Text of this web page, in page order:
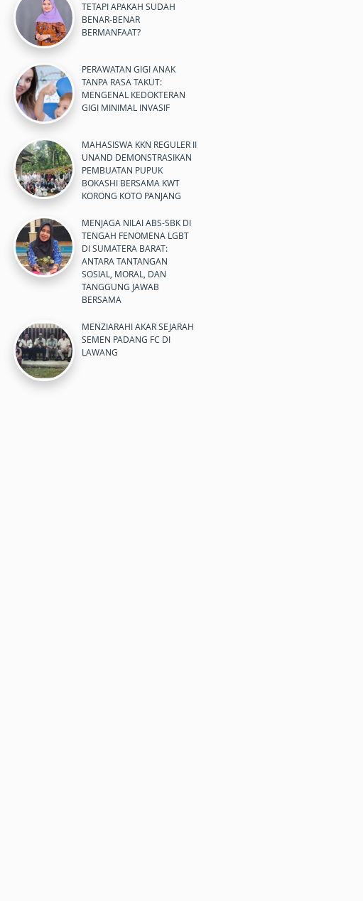
TETAPI APAKAH SUDAH
BENAR-BENAR
BERMANFAAT?
PERAWATAN GIGI ANAK
TANPA RASA TAKUT:
MENGENAL KEDOKTERAN
GIGI MINIMAL INVASIF
MAHASISWA KKN REGULER II
UNAND DEMONSTRASIKAN
PEMBUATAN PUPUK
BOKASHI BERSAMA KWT
KORONG KOTO PANJANG
MENJAGA NILAI ABS-SBK DI
TENGAH FENOMENA LGBT
DI SUMATERA BARAT:
ANTARA TANTANGAN
SOSIAL, MORAL, DAN
TANGGUNG JAWAB
BERSAMA
MENZIARAHI AKAR SEJARAH
SEMEN PADANG FC DI
LAWANG